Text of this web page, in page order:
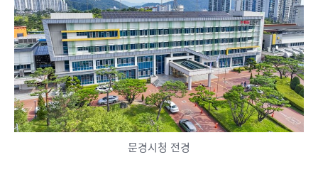
문경시청 전경